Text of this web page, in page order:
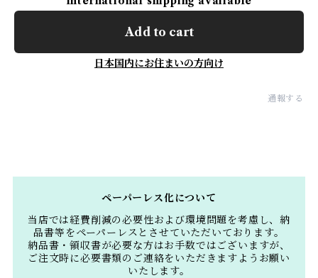
Add to cart
日本国内にお住まいの方向け
通報する
ペーパーレス化について
当店では経費削減の必要性および環境問題を考慮し、納
品書等をペーパーレスとさせていただいております。
納品書・領収書が必要な方はお手数ではございますが、
ご注文時に必要書類のご連絡をいただきますようお願い
いたします。